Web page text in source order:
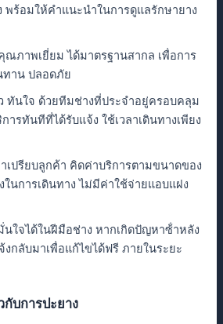
พร้อมให้คําแนะนําในการดูแลรักษายาง
ภาพเยี่ยม ได้มาตรฐานสากล เพื่อการ
ทาน ปลอดภัย
ทันใจ ด้วยทีมช่างที่ประจําอยู่ครอบคลุม
รทันทีที่ได้รับแจ้ง ใช้เวลาเดินทางเพียง
เปรียบลูกค้า คิดค่าบริการตามขนาดของ
นการเดินทาง ไม่มีค่าใช้จ่ายแอบแฝง
ใจได้ในฝีมือช่าง หากเกิดปัญหาซ้ําหลัง
กลับมาเพื่อแก้ไขได้ฟรี ภายในระยะ
บการปะยาง